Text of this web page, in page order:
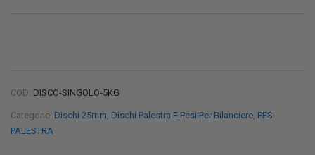
COD: DISCO-SINGOLO-5KG
Categorie: Dischi 25mm Dischi Palestra E Pesi Per Bilanciere PESI
PALESTRA